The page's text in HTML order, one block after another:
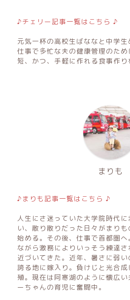
♪チェリー記事一覧はこちら ♪
元気一杯の高校生ばななと中学生
仕事で多忙な夫の健康管理のた
短、かつ、手軽に作れる食事作
まりも
♪まりも記事一覧はこちら ♪
人生にさ迷っていた大学院時代
い、散り散りだった日々がまり
始める。その後、仕事で首都圏
ながら激務によりいっそう練達
近づいてきた。近年、暑さに弱
誇る地に嫁入り。負けじと光合
殖。現在は阿寒湖のように懐広
ーちゃんの育児に奮闘中。